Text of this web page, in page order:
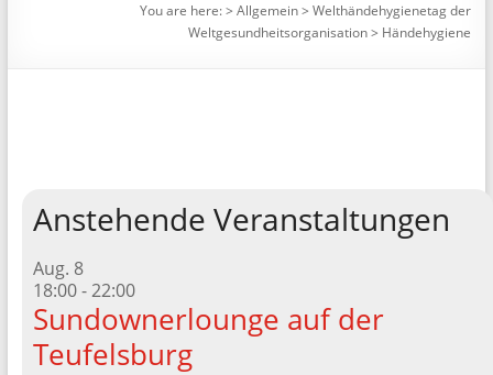
You are here:>Allgemein>Welthändehygienetag der
Weltgesundheitsorganisation> Händehygiene
Anstehende Veranstaltungen
Aug. 8
18:00-22:00
Sundownerlounge auf der
Teufelsburg